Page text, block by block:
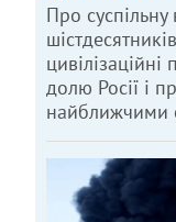
Про суспільну
долю Росії і
найближчими